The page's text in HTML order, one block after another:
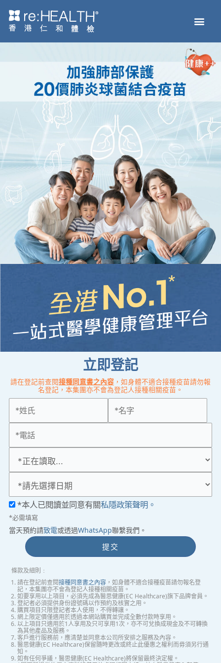
立即登記
請在登記前查閱接種同意書之內容 ，如身體不適合接種疫苗請勿報
名登記，本集團亦不會為登記人接種相關疫苗。
*本人已閱讀並同意有關私隱政策聲明。
*必需填寫
當天預約請致電或透過WhatsApp聯繫我們。
提交
條款及細則﹕
請在登記前查閱接種同意書之內容，如身體不適合接種疫苗請勿報名登
記，本集團亦不會為登記人接種相關疫苗。
如要享用以上項目，必須先成為醫思健康(EC Healthcare)旗下品牌會員。
登記者必須提供身份證號碼以作預約及核實之用。
購買項目只限登記者本人使用，不得轉讓。
網上限定價僅適用於透過本網站購買並完成全數付款時享用。
以上項目只適用於1人享用及只可享用1次，亦不可兌換成現金及不可轉換
為其他產品及服務。
客戶進行服務前，應清楚並同意本公司所安排之服務及內容。
醫思健康(EC Healthcare)保留隨時更改或終止此優惠之權利而毋須另行通
知。
如有任何爭議，醫思健康(EC Healthcare)將保留最終決定權。